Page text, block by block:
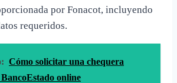
por Fonacot, incluyendo
requeridos.
Cómo solicitar una chequera
online